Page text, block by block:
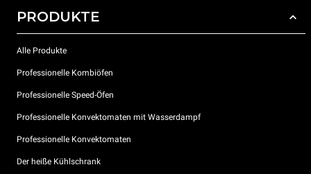
PRODUKTE
Alle Produkte
Professionelle Kombiöfen
Professionelle Speed-Öfen
Professionelle Konvektomaten mit Wasserdampf
Professionelle Konvektomaten
Der heiße Kühlschrank